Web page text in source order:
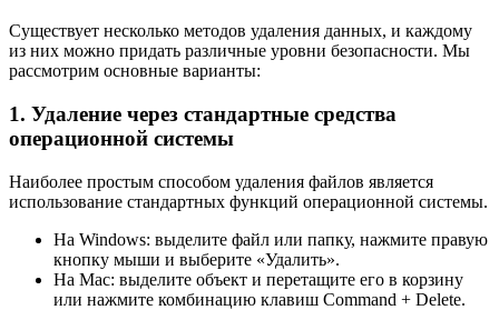
Существует несколько методов удаления данных, и каждому
из них можно придать различные уровни безопасности. Мы
рассмотрим основные варианты:
1. Удаление через стандартные средства
операционной системы
Наиболее простым способом удаления файлов является
использование стандартных функций операционной системы.
На Windows: выделите файл или папку, нажмите правую
кнопку мыши и выберите «Удалить».
На Mac: выделите объект и перетащите его в корзину
или нажмите комбинацию клавиш Command + Delete.